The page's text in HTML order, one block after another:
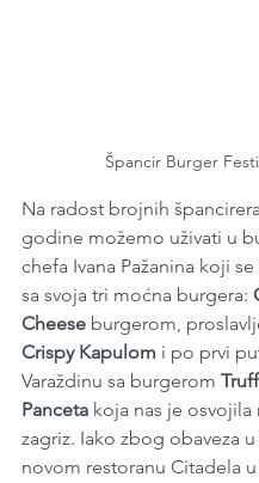
Špancir Burger
Na radost brojnih
godine možemo uživati u
chefa Ivana Pažanina koji
sa svoja tri moćna burgera:
Cheese burgerom,
Crispy Kapulom i po prvi
Varaždinu sa burgerom
Panceta koja nas je osvojila
zagriz. Iako zbog obaveza
novom restoranu Citadela